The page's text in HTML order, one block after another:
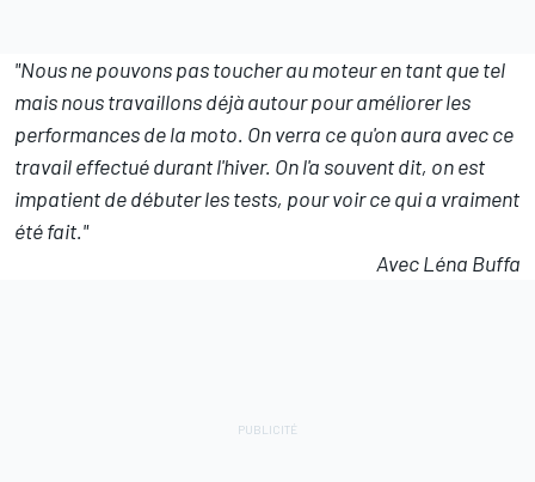
"Nous ne pouvons pas toucher au moteur en tant que tel
mais nous travaillons déjà autour pour améliorer les
performances de la moto. On verra ce qu'on aura avec ce
travail effectué durant l'hiver. On l'a souvent dit, on est
impatient de débuter les tests, pour voir ce qui a vraiment
été fait."
Avec Léna Buffa